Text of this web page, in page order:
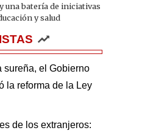
una batería de iniciativas
y salud
sureña, el Gobierno
la reforma de la Ley
de los extranjeros: